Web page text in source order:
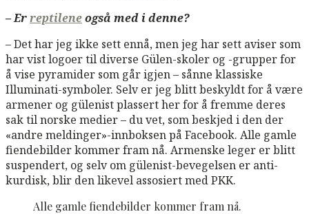
– Erreptileneogså med i denne?
– Det har jeg ikke sett ennå, men jeg har sett aviser som
har vist logoer til diverse Gülen-skoler og -grupper for
å vise pyramider som går igjen – sånne klassiske
Illuminati-symboler. Selv er jeg blitt beskyldt for å være
armener og gülenist plassert her for å fremme deres
sak til norske medier – du vet, som beskjed i den der
«andre meldinger»-innboksen på Facebook. Alle gamle
fiendebilder kommer fram nå. Armenske leger er blitt
suspendert, og selv om gülenist-bevegelsen er anti-
kurdisk, blir den likevel assosiert med PKK.
Alle gamle fiendebilder kommer fram nå.